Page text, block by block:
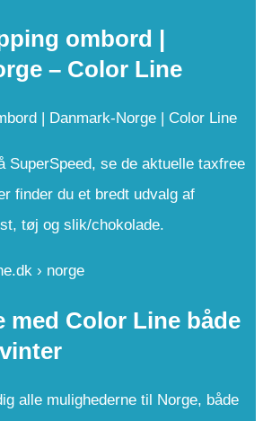
ombord |
– Color Line
| Danmark-Norge | Color Line
SuperSpeed, se de aktuelle taxfree
finder du et bredt udvalg af
tøj og slik/chokolade.
› norge
med Color Line både
alle mulighederne til Norge, både